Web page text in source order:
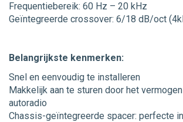
Frequentiebereik: 60 Hz – 20 kHz
Geïntegreerde crossover: 6/18 dB/oct
Belangrijkste kenmerken:
Snel en eenvoudig te installeren
Makkelijk aan te sturen door het
autoradio
Chassis-geïntegreerde spacer: perfecte